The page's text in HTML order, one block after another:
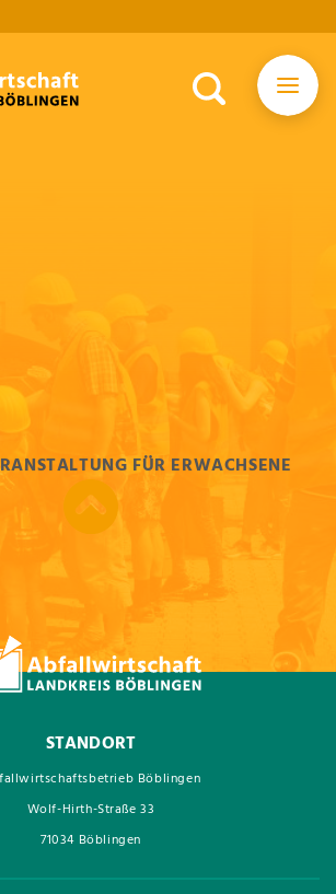
FÜR ERWACHSENE
STANDORT
Böblingen
Wolf-Hirth-Straße 33
71034 Böblingen